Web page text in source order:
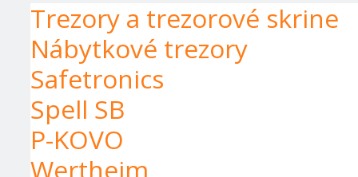
Trezory a trezorové skrine
Nábytkové trezory
Safetronics
Typový rad NTR
Typový rad TSS
Typový rad EURON
Spell SB
Typový rad SBM
Typový rad YETY
Typový rad YETY G
Typový rad ARCHA
Typový rad MAMUT
P-KOVO
Typový rad TLO
Typový rad TLA
Typový rad TLB
Typový rad TB
Typový rad T
Typový rad T.2
Wertheim